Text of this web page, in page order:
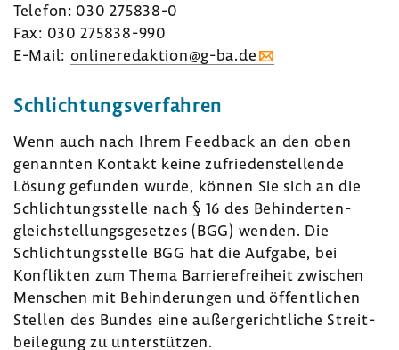
Telefon: 030 275838-​0
Fax: 030 275838-​990
E-Mail: online­re­dak­tion@g-ba.de
Schlich­tungs­ver­fahren
Wenn auch nach Ihrem Feed­back an den oben
genannten Kontakt keine zufrie­den­stel­lende
Lösung gefunden wurde, können Sie sich an die
Schlich­tungs­stelle nach § 16 des Behin­der­ten­
gleich­stel­lungs­ge­setzes (BGG) wenden. Die
Schlich­tungs­stelle BGG hat die Aufgabe, bei
Konflikten zum Thema Barrie­re­frei­heit zwischen
Menschen mit Behin­de­rungen und öffent­li­chen
Stellen des Bundes eine außer­ge­richt­liche Streit­
bei­le­gung zu unter­stützen.